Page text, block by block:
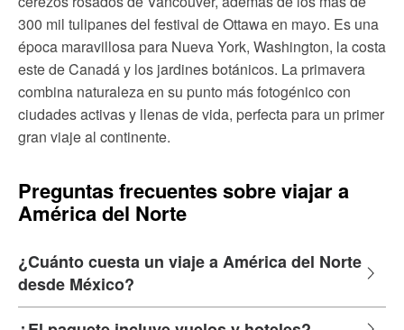
300 mil tulipanes del festival de Ottawa en mayo. Es una
época maravillosa para Nueva York, Washington, la costa
este de Canadá y los jardines botánicos. La primavera
combina naturaleza en su punto más fotogénico con
ciudades activas y llenas de vida, perfecta para un primer
gran viaje al continente.
Preguntas frecuentes sobre viajar a
América del Norte
¿Cuánto cuesta un viaje a América del Norte
desde México?